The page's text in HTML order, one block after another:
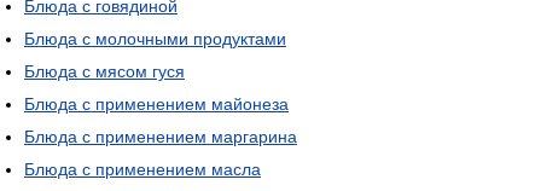
Блюда с говядиной
Блюда с молочными продуктами
Блюда с мясом гуся
Блюда с применением майонеза
Блюда с применением маргарина
Блюда с применением масла